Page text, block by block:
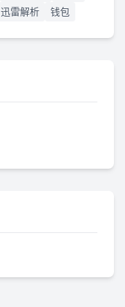
迅雷解析 钱包